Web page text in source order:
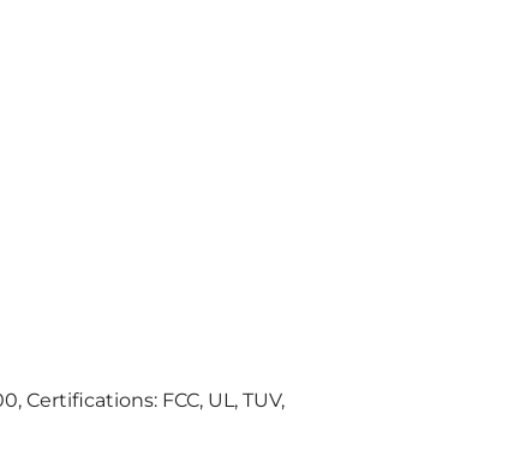
Certifications: FCC, UL, TUV,